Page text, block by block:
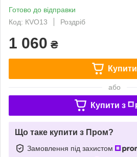
Готово до відправки
Код: КVО13
Роздріб
1 060 ₴
Купити
або
Купити з
Що таке купити з Пром?
Замовлення під захистом